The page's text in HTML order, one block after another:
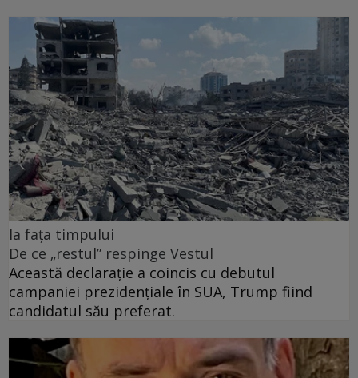
la fața timpului
De ce „restul” respinge Vestul
Această declarație a coincis cu debutul
campaniei prezidențiale în SUA, Trump fiind
candidatul său preferat.